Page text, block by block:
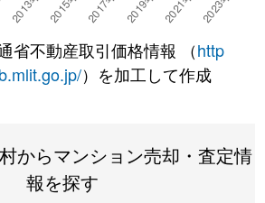
万円 湯の川温泉
徒歩4
万円 函館アリーナ前
徒歩15
万円 函館駅前 徒歩6
省不動産取引価格情報 （http
）を加工して作成
からマンション売却・査定情
報を探す